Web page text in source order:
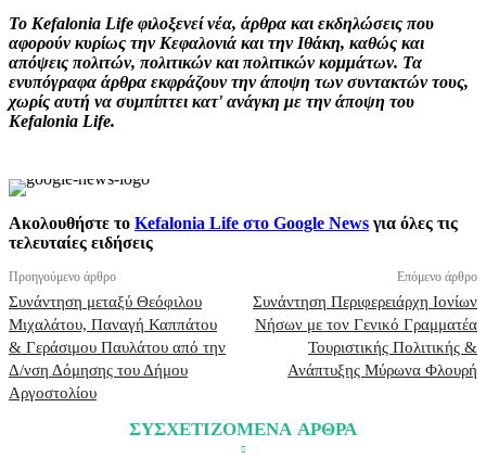
Το Kefalonia Life φιλοξενεί νέα, άρθρα και εκδηλώσεις που
αφορούν κυρίως την Κεφαλονιά και την Ιθάκη, καθώς και
απόψεις πολιτών, πολιτικών και πολιτικών κομμάτων. Τα
ενυπόγραφα άρθρα εκφράζουν την άποψη των συντακτών τους,
χωρίς αυτή να συμπίπτει κατ' ανάγκη με την άποψη του
Kefalonia Life.
Ακολουθήστε το Kefalonia Life στο Google News για όλες τις
τελευταίες ειδήσεις
Προηγούμενο άρθρο
Συνάντηση μεταξύ Θεόφιλου
Μιχαλάτου, Παναγή Καππάτου
& Γεράσιμου Παυλάτου από την
Δ/νση Δόμησης του Δήμου
Αργοστολίου
Επόμενο άρθρο
Συνάντηση Περιφερειάρχη Ιονίων
Νήσων με τον Γενικό Γραμματέα
Τουριστικής Πολιτικής &
Ανάπτυξης Μύρωνα Φλουρή
ΣΥΣΧΕΤΙΖΟΜΕΝΑ ΑΡΘΡΑ